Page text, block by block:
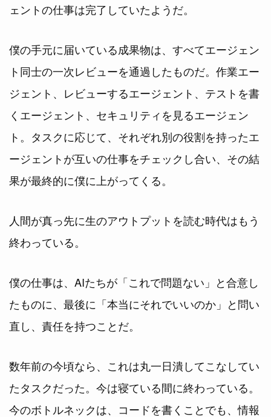
ェントの仕事は完了していたようだ。
僕の手元に届いている成果物は、すべてエージェン
ト同士の一次レビューを通過したものだ。作業エー
ジェント、レビューするエージェント、テストを書
くエージェント、セキュリティを見るエージェン
ト。タスクに応じて、それぞれ別の役割を持ったエ
ージェントが互いの仕事をチェックし合い、その結
果が最終的に僕に上がってくる。
人間が真っ先に生のアウトプットを読む時代はもう
終わっている。
僕の仕事は、AIたちが「これで問題ない」と合意し
たものに、最後に「本当にそれでいいのか」と問い
直し、責任を持つことだ。
数年前の今頃なら、これは丸一日潰してこなしてい
たタスクだった。今は寝ている間に終わっている。
今のボトルネックは、コードを書くことでも、情報